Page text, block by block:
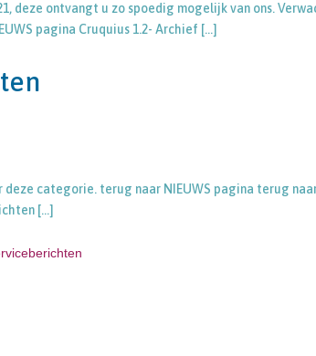
deze ontvangt u zo spoedig mogelijk van ons.
pagina Cruquius 1.2- Archief […]
categorie. terug naar NIEUWS pagina terug
[…]